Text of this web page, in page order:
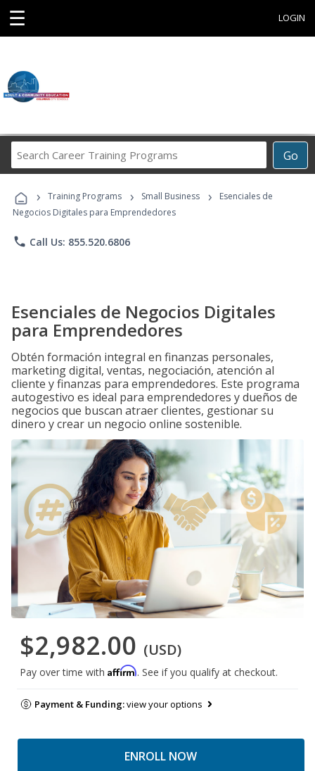
☰ LOGIN
Go
Career
Programs
› Training Programs › Small Business ›
Esenciales de
Negocios Digitales para Emprendedores
phone Call Us: 855.520.6806
Esenciales de Negocios Digitales
para Emprendedores
Obtén formación integral en finanzas personales,
marketing digital, ventas, negociación, atención al
cliente y finanzas para emprendedores. Este programa
autogestivo es ideal para emprendedores y dueños de
negocios que buscan atraer clientes, gestionar su
dinero y crear un negocio online sostenible.
$2,982.00 (USD)
Pay over time with Affirm. See if you qualify at checkout.
Payment & Funding:view your options
ENROLL NOW